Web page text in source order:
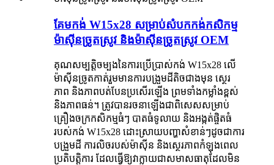
គែមកង់ W15x28 សម្រាប់សំបកកង់កសិកម្ម
ម៉ាស៊ីនច្រូតស្រូវ និងម៉ាស៊ីនច្រូតស្រូវ OEM
គុណសម្បត្តិចម្បងនៃការប្រើប្រាស់កង់ W15x28 លើ
ម៉ាស៊ីនច្រូតកាត់រួមមានការបង្រួមដីតិចជាងមុន ស្ថេរ
ភាព និងភាពបត់បែនប្រសើរឡើង ព្រមទាំងកម្លាំងខ្ពស់
និងភាពធន់។ ត្រូវបានរចនាឡើងជាពិសេសសម្រាប់
គ្រឿងចក្រកសិកម្មធំៗ បាតធំទូលាយ និងអង្កត់ផ្ចិតធំ
របស់កង់ W15x28 ដោះស្រាយបញ្ហាសំខាន់ៗដូចជាការ
បង្រួមដី ការលិចរបស់ម៉ាស៊ីន និងស្ថេរភាពកំឡុងពេល
ប្រតិបត្តិការ ដែលធ្វើឱ្យវាក្លាយជាសមាសធាតុដែលមិន